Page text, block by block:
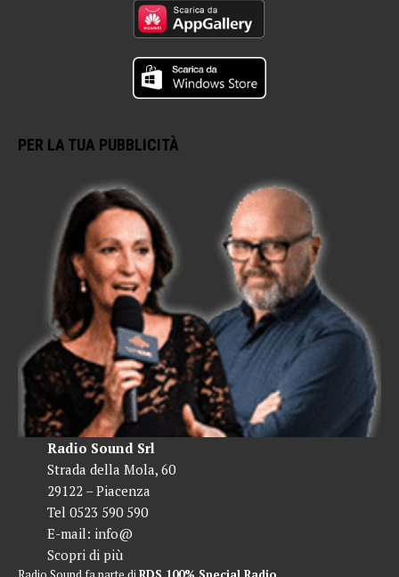
PER LA TUA PUBBLICITÀ
Radio Sound Srl
Strada della Mola, 60
29122 – Piacenza
Tel 0523 590 590
E-mail: info@
Scopri di più